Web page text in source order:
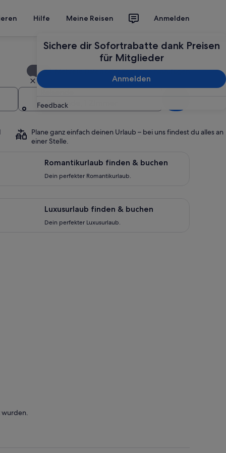
Hilfe Meine Reisen Anmelden
Sichere dir Sofortrabatte dank Preisen
für Mitglieder
Anmelden
Feedback
Mehrere Daten oder Reiseziele hinzufügen
2 Reisende, 1 Zimmer
Plane ganz einfach deinen Urlaub – bei uns findest du alles an
einer Stelle.
Romantikurlaub finden & buchen
Dein perfekter Romantikurlaub.
Luxusurlaub finden & buchen
Dein perfekter Luxusurlaub.
wurden.